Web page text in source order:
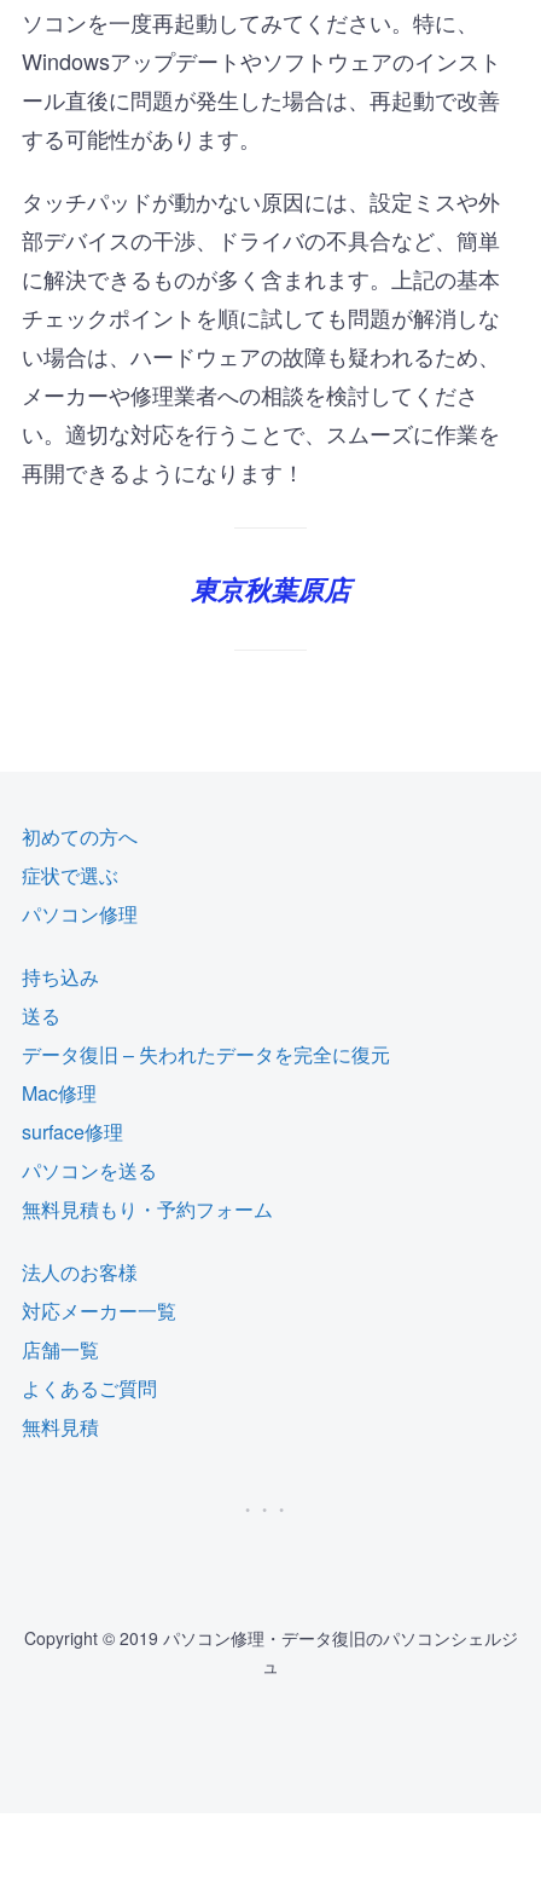
ソコンを一度再起動してみてください。特に、
Windowsアップデートやソフトウェアのインスト
ール直後に問題が発生した場合は、再起動で改善
する可能性があります。
タッチパッドが動かない原因には、設定ミスや外
部デバイスの干渉、ドライバの不具合など、簡単
に解決できるものが多く含まれます。上記の基本
チェックポイントを順に試しても問題が解消しな
い場合は、ハードウェアの故障も疑われるため、
メーカーや修理業者への相談を検討してくださ
い。適切な対応を行うことで、スムーズに作業を
再開できるようになります！
東京秋葉原店
初めての方へ
症状で選ぶ
パソコン修理
持ち込み
送る
データ復旧 – 失われたデータを完全に復元
Mac修理
surface修理
パソコンを送る
無料見積もり・予約フォーム
法人のお客様
対応メーカー一覧
店舗一覧
よくあるご質問
無料見積
Copyright © 2019 パソコン修理・データ復旧のパソコンシェルジ
ュ